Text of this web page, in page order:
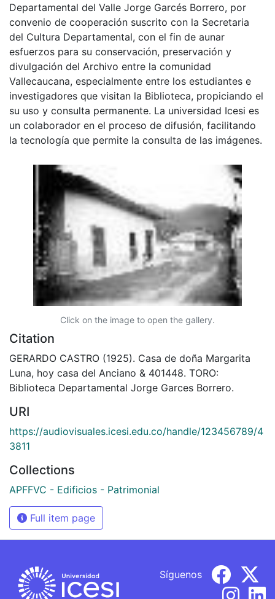
Departamental del Valle Jorge Garcés Borrero, por
convenio de cooperación suscrito con la Secretaria
del Cultura Departamental, con el fin de aunar
esfuerzos para su conservación, preservación y
divulgación del Archivo entre la comunidad
Vallecaucana, especialmente entre los estudiantes e
investigadores que visitan la Biblioteca, propiciando el
su uso y consulta permanente. La universidad Icesi es
un colaborador en el proceso de difusión, facilitando
la tecnología que permite la consulta de las imágenes.
Click on the image to open the gallery.
Citation
GERARDO CASTRO (1925). Casa de doña Margarita
Luna, hoy casa del Anciano & 401448. TORO:
Biblioteca Departamental Jorge Garces Borrero.
URI
https://audiovisuales.icesi.edu.co/handle/123456789/4
3811
Collections
APFFVC - Edificios - Patrimonial
Full item page
Síguenos